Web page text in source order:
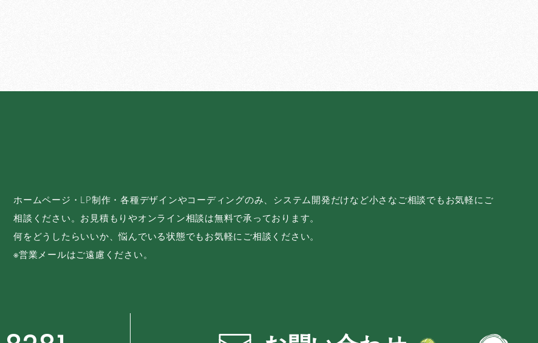
ホームページ・LP制作・各種デザインやコーディングのみ、システム開発だけなど小さなご相談でもお気軽にご
相談ください。お見積もりやオンライン相談は無料で承っております。
何をどうしたらいいか、悩んでいる状態でもお気軽にご相談ください。
※営業メールはご遠慮ください。